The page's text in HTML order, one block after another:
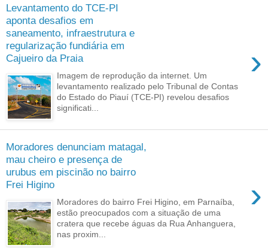
Levantamento do TCE-PI
aponta desafios em
saneamento, infraestrutura e
regularização fundiária em
Cajueiro da Praia
›
Imagem de reprodução da internet. Um
levantamento realizado pelo Tribunal de Contas
do Estado do Piauí (TCE-PI) revelou desafios
significati...
Moradores denunciam matagal,
mau cheiro e presença de
urubus em piscinão no bairro
Frei Higino
›
Moradores do bairro Frei Higino, em Parnaíba,
estão preocupados com a situação de uma
cratera que recebe águas da Rua Anhanguera,
nas proxim...